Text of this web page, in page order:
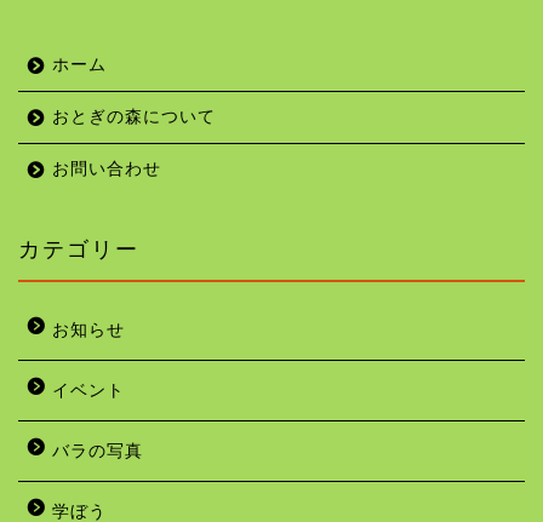
ホーム
おとぎの森について
お問い合わせ
カテゴリー
お知らせ
イベント
バラの写真
学ぼう